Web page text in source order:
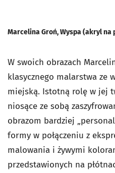
Marcelina Groń, Wyspa (akryl na
W swoich obrazach
klasycznego malarstwa ze
miejską. Istotną rolę w jej
niosące ze sobą
obrazom bardziej
formy w połączeniu z
malowania i żywymi
przedstawionych na